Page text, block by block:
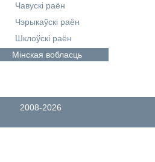
Чавускі раён
Чэрыкаўскі раён
Шклоўскі раён
Мінская вобласць
2008-2026